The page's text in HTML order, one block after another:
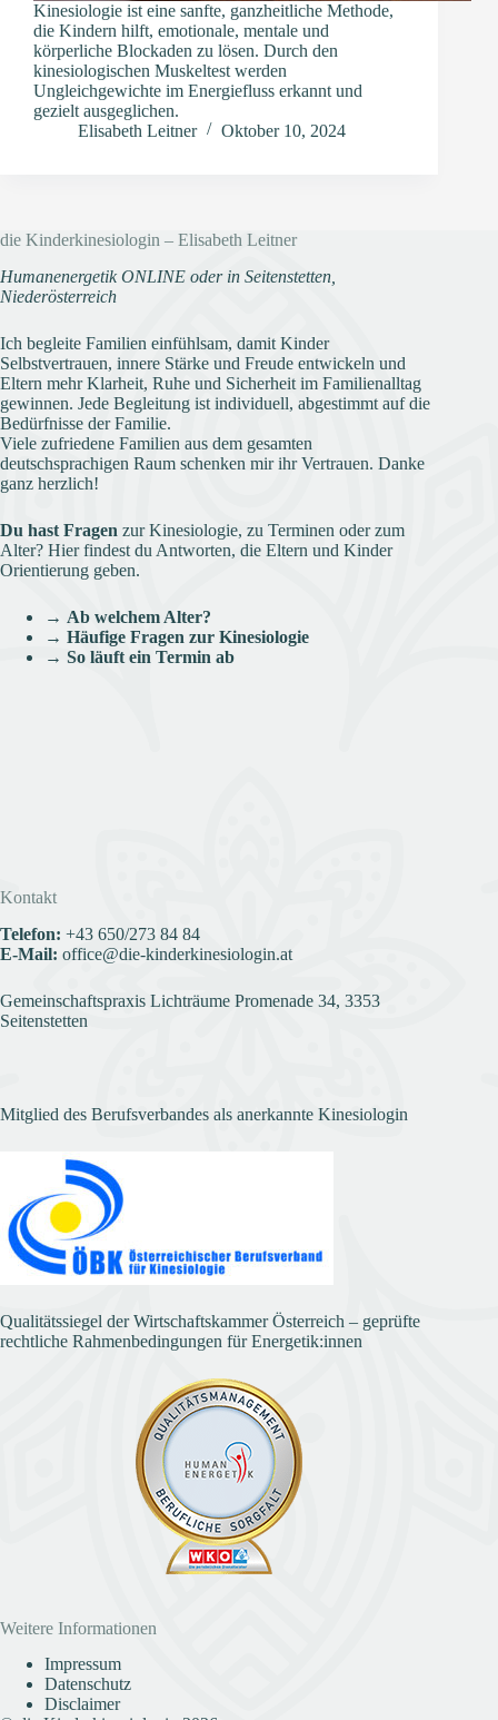
Kinesiologie ist eine sanfte, ganzheitliche Methode,
die Kindern hilft, emotionale, mentale und
körperliche Blockaden zu lösen. Durch den
kinesiologischen Muskeltest werden
Ungleichgewichte im Energiefluss erkannt und
gezielt ausgeglichen.
Elisabeth Leitner
Oktober 10, 2024
die Kinderkinesiologin – Elisabeth Leitner
Humanenergetik ONLINE oder in Seitenstetten,
Niederösterreich
Ich begleite Familien einfühlsam, damit Kinder
Selbstvertrauen, innere Stärke und Freude entwickeln und
Eltern mehr Klarheit, Ruhe und Sicherheit im Familienalltag
gewinnen. Jede Begleitung ist individuell, abgestimmt auf die
Bedürfnisse der Familie.
Viele zufriedene Familien aus dem gesamten
deutschsprachigen Raum schenken mir ihr Vertrauen. Danke
ganz herzlich!
Du hast Fragen zur Kinesiologie, zu Terminen oder zum
Alter? Hier findest du Antworten, die Eltern und Kinder
Orientierung geben.
→ Ab welchem Alter?
→ Häufige Fragen zur Kinesiologie
→ So läuft ein Termin ab
Kontakt
Telefon: +43 650/273 84 84
E-Mail: office@die-kinderkinesiologin.at
Gemeinschaftspraxis Lichträume Promenade 34, 3353
Seitenstetten
Mitglied des Berufsverbandes als anerkannte Kinesiologin
Qualitätssiegel der Wirtschaftskammer Österreich – geprüfte
rechtliche Rahmenbedingungen für Energetik:innen
Weitere Informationen
Impressum
Datenschutz
Disclaimer